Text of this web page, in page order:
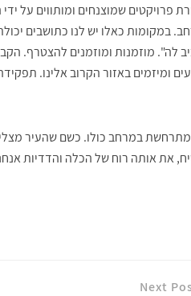
שמוצנחים ומותווים על ידי
במקומות כאלו יש לנו כתושבים
לה". מוזמנות ומוזמנים להצטרף.
ומיזמים באזור הקרוב אלינו.
במרחב כולו. כשם שהעיר
את אותה רוח של הכלה והדדיות
Next